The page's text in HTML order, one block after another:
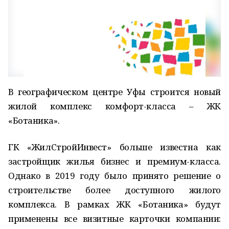
В географическом центре Уфы строится новый
жилой комплекс комфорт-класса – ЖК
«Ботаника».
ГК «ЖилСтройИнвест» больше известна как
застройщик жилья бизнес и премиум-класса.
Однако в 2019 году было принято решение о
строительстве более доступного жилого
комплекса. В рамках ЖК «Ботаника» будут
применены все визитные карточки компании: